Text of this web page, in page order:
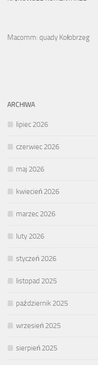
Macomm: quady Kołobrzeg
ARCHIWA
lipiec 2026
czerwiec 2026
maj 2026
kwiecień 2026
marzec 2026
luty 2026
styczeń 2026
listopad 2025
październik 2025
wrzesień 2025
sierpień 2025